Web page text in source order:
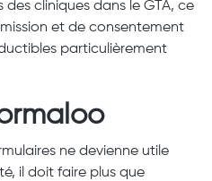
cliniques dans le GTA, ce
et de consentement
particulièrement
ne devienne utile
il doit faire plus que